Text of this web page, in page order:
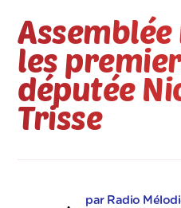
les
députée
Trisse
par Radio